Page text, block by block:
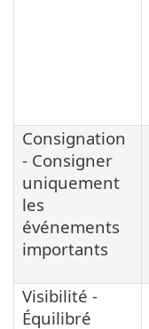
Consignation
- Consigner
uniquement
les
événements
importants
Visibilité -
Équilibré